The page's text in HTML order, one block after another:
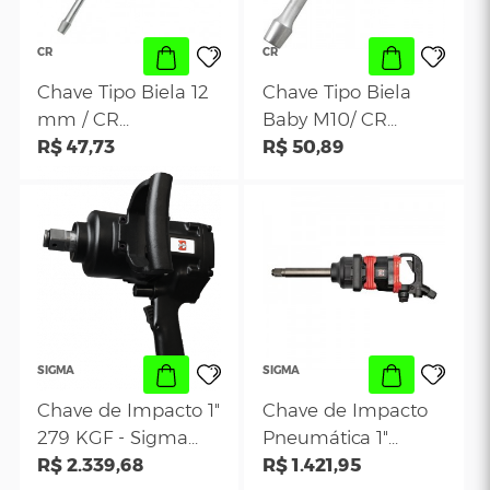
CR
Chave Estriada
36mm para Soltar a
Tampa do Filtro de
Óleo do Motor N13-
BMW / Mini Cooper-
CR 375
Chave Impacto
Eixo Longo 367
CR
Chave Tipo Biela 12
CR
Chave Tipo Biela